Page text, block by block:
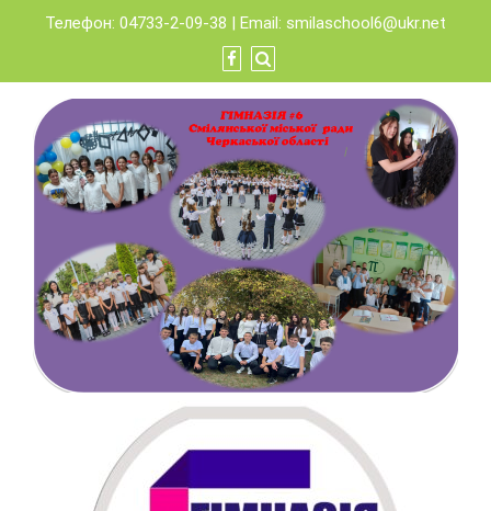
content
Телефон: 04733-2-09-38 | Email: smilaschool6@ukr.net